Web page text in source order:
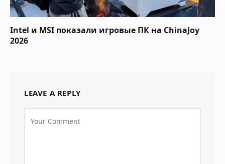
Intel и MSI показали игровые ПК на ChinaJoy
2026
LEAVE A REPLY